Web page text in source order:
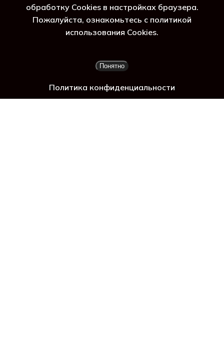
Просмотр корзины
обработку Cookies в настройках браузера.
Пожалуйста, ознакомьтесь с политикой
использования Cookies.
Понятно
Политика конфиденциальности